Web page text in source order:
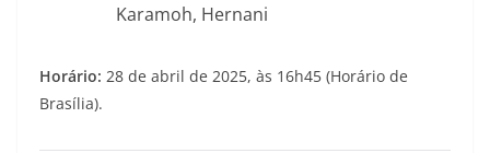
Karamoh, Hernani
Horário: 28 de abril de 2025, às 16h45 (Horário de
Brasília).